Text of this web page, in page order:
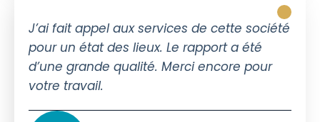
J’ai fait appel aux services de cette société
pour un état des lieux. Le rapport a été
d’une grande qualité. Merci encore pour
votre travail.